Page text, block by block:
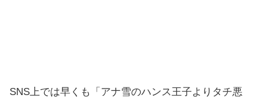
SNS上では早くも「アナ雪のハンス王子よりタチ悪